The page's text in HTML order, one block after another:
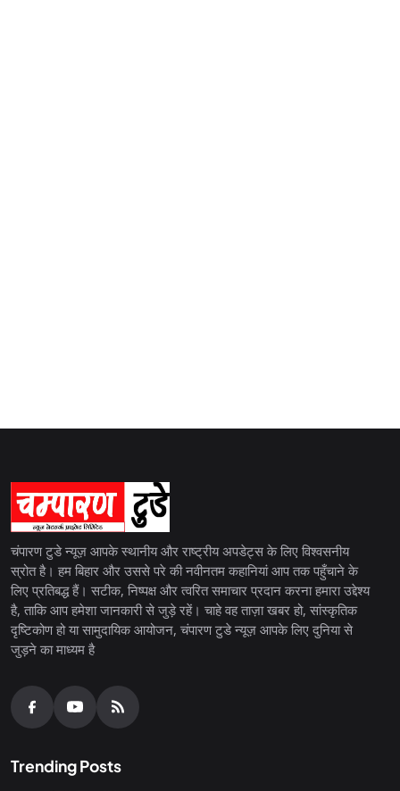
चंपारण टुडे न्यूज़ आपके स्थानीय और राष्ट्रीय अपडेट्स के लिए विश्वसनीय
स्रोत है। हम बिहार और उससे परे की नवीनतम कहानियां आप तक पहुँचाने के
लिए प्रतिबद्ध हैं। सटीक, निष्पक्ष और त्वरित समाचार प्रदान करना हमारा उद्देश्य
है, ताकि आप हमेशा जानकारी से जुड़े रहें। चाहे वह ताज़ा खबर हो, सांस्कृतिक
दृष्टिकोण हो या सामुदायिक आयोजन, चंपारण टुडे न्यूज़ आपके लिए दुनिया से
जुड़ने का माध्यम है
Trending Posts